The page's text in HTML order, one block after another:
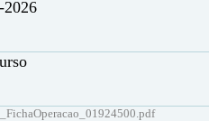
2026